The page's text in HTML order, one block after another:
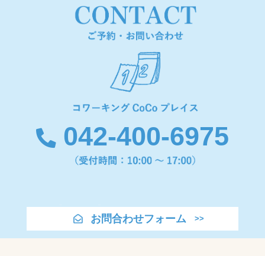
042-400-6975
お問合わせフォーム